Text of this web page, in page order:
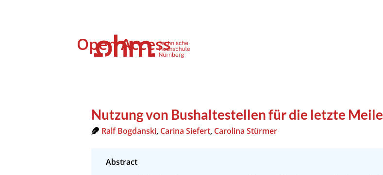
Open Access
Nutzung von Bushaltestellen für die letzte Meile
Ralf Bogdanski, Carina Siefert, Carolina Stürmer